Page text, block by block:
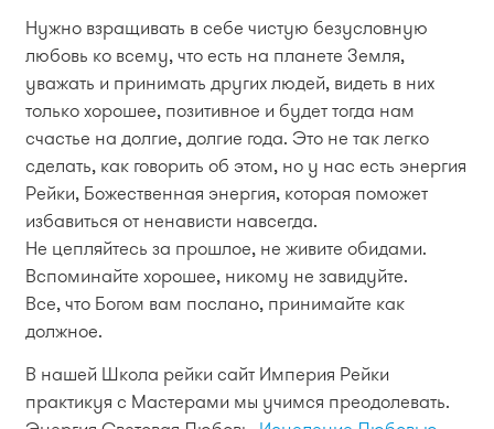
Нужно взращивать в себе чистую безусловную
любовь ко всему, что есть на планете Земля,
уважать и принимать других людей, видеть в них
только хорошее, позитивное и будет тогда нам
счастье на долгие, долгие года. Это не так легко
сделать, как говорить об этом, но у нас есть энергия
Рейки, Божественная энергия, которая поможет
избавиться от ненависти навсегда.
Не цепляйтесь за прошлое, не живите обидами.
Вспоминайте хорошее, никому не завидуйте.
Все, что Богом вам послано, принимайте как
должное.
В нашей Школа рейки сайт Империя Рейки
практикуя с Мастерами мы учимся преодолевать.